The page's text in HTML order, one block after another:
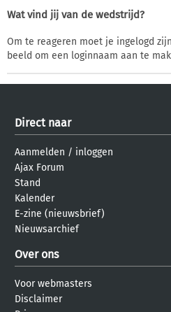
Wat vind jij van de wedstrijd?
Om te reageren moet je ingelogd
beeld om een loginnaam aan te
Direct naar
Aanmelden / inloggen
Ajax Forum
Stand
Kalender
E-zine (nieuwsbrief)
Nieuwsarchief
Over ons
Voor webmasters
Disclaimer